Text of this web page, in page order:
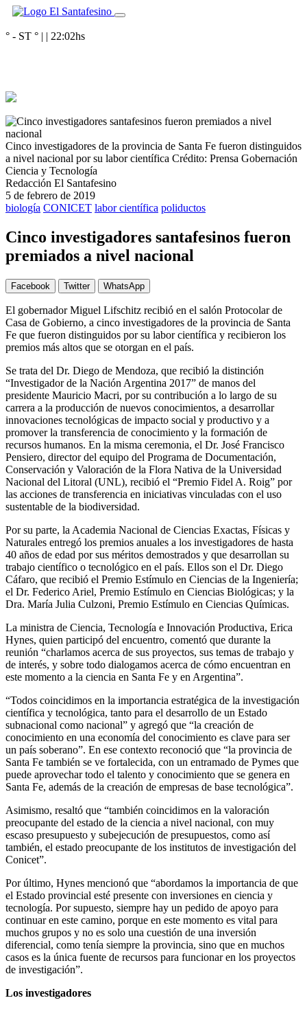
° - ST ° | | 22:02hs
Cinco investigadores de la provincia de Santa Fe fueron distinguidos
a nivel nacional por su labor científica Crédito: Prensa Gobernación
Ciencia y Tecnología
Redacción El Santafesino
5 de febrero de 2019
biología CONICET labor científica poliductos
Cinco investigadores santafesinos fueron
premiados a nivel nacional
Facebook Twitter WhatsApp
El gobernador Miguel Lifschitz recibió en el salón Protocolar de
Casa de Gobierno, a cinco investigadores de la provincia de Santa
Fe que fueron distinguidos por su labor científica y recibieron los
premios más altos que se otorgan en el país.
Se trata del Dr. Diego de Mendoza, que recibió la distinción
“Investigador de la Nación Argentina 2017” de manos del
presidente Mauricio Macri, por su contribución a lo largo de su
carrera a la producción de nuevos conocimientos, a desarrollar
innovaciones tecnológicas de impacto social y productivo y a
promover la transferencia de conocimiento y la formación de
recursos humanos. En la misma ceremonia, el Dr. José Francisco
Pensiero, director del equipo del Programa de Documentación,
Conservación y Valoración de la Flora Nativa de la Universidad
Nacional del Litoral (UNL), recibió el “Premio Fidel A. Roig” por
las acciones de transferencia en iniciativas vinculadas con el uso
sustentable de la biodiversidad.
Por su parte, la Academia Nacional de Ciencias Exactas, Físicas y
Naturales entregó los premios anuales a los investigadores de hasta
40 años de edad por sus méritos demostrados y que desarrollan su
trabajo científico o tecnológico en el país. Ellos son el Dr. Diego
Cáfaro, que recibió el Premio Estímulo en Ciencias de la Ingeniería;
el Dr. Federico Ariel, Premio Estímulo en Ciencias Biológicas; y la
Dra. María Julia Culzoni, Premio Estímulo en Ciencias Químicas.
La ministra de Ciencia, Tecnología e Innovación Productiva, Erica
Hynes, quien participó del encuentro, comentó que durante la
reunión “charlamos acerca de sus proyectos, sus temas de trabajo y
de interés, y sobre todo dialogamos acerca de cómo encuentran en
este momento a la ciencia en Santa Fe y en Argentina”.
“Todos coincidimos en la importancia estratégica de la investigación
científica y tecnológica, tanto para el desarrollo de un Estado
subnacional como nacional” y agregó que “la creación de
conocimiento en una economía del conocimiento es clave para ser
un país soberano”. En ese contexto reconoció que “la provincia de
Santa Fe también se ve fortalecida, con un entramado de Pymes que
puede aprovechar todo el talento y conocimiento que se genera en
Santa Fe, además de la creación de empresas de base tecnológica”.
Asimismo, resaltó que “también coincidimos en la valoración
preocupante del estado de la ciencia a nivel nacional, con muy
escaso presupuesto y subejecución de presupuestos, como así
también, el estado preocupante de los institutos de investigación del
Conicet”.
Por último, Hynes mencionó que “abordamos la importancia de que
el Estado provincial esté presente con inversiones en ciencia y
tecnología. Por supuesto, siempre hay un pedido de apoyo para
continuar en este camino, porque en este momento es vital para
muchos grupos y no es solo una cuestión de una inversión
diferencial, como tenía siempre la provincia, sino que en muchos
casos es la única fuente de recursos para funcionar en los proyectos
de investigación”.
Los investigadores